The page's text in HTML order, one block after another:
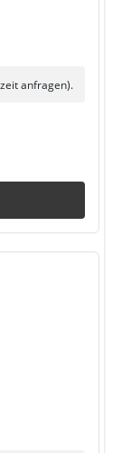
anfragen).